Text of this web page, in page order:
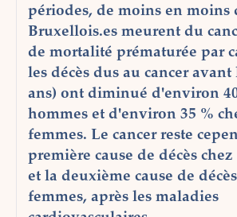
périodes, de moins en moins
Bruxellois.es meurent du
de mortalité prématurée par
les décès dus au cancer avant
ans) ont diminué d'environ
hommes et d'environ 35 %
femmes. Le cancer reste
première cause de décès
et la deuxième cause de
femmes, après les maladies